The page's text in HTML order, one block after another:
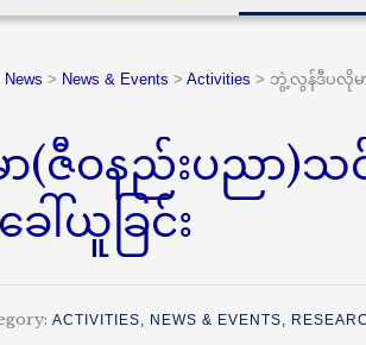
News > News & Events > Activities > ဘွဲ့လွန်ဒီပလိုမ
(ဇီဝနည်းပညာ)
ါ်ယူခြင်း
ACTIVITIES, NEWS & EVENTS,